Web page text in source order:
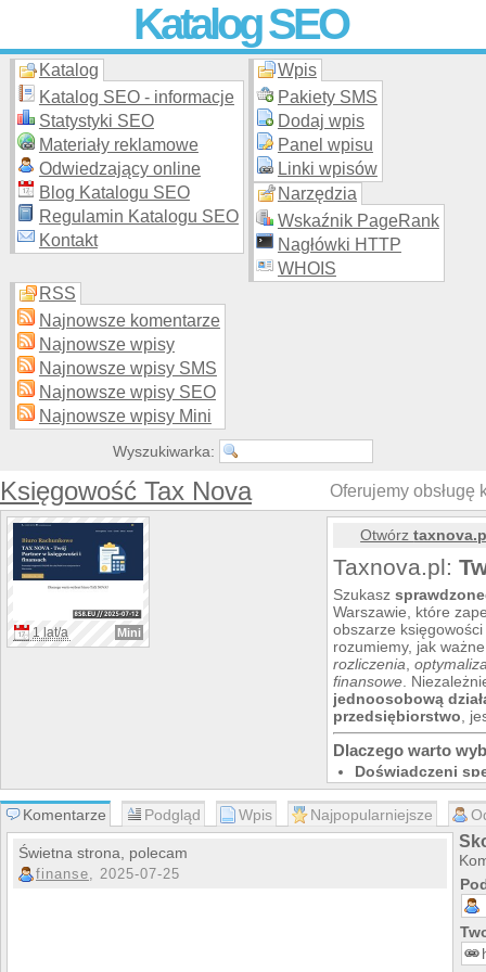
Katalog SEO
Skuteczna i promocja stron WWW –
moderowanego katalogu za darmo!
Katalog
Katalog SEO - informacje
Statystyki SEO
Materiały reklamowe
Odwiedzający online
Blog Katalogu SEO
Regulamin Katalogu SEO
Kontakt
Wpis
Pakiety SMS
Dodaj wpis
Panel wpisu
Linki wpisów
Narzędzia
Wskaźnik PageRank
Nagłówki HTTP
WHOIS
RSS
Najnowsze komentarze
Najnowsze wpisy
Najnowsze wpisy SMS
Najnowsze wpisy SEO
Najnowsze wpisy Mini
Wyszukiwarka:
Księgowość Tax Nova Oferujemy obsługę
1 lat/a Mini
Otwórz
Taxnova.pl:
Szukasz
Warszawie, które
obszarze
rozumiemy, jak
rozliczenia ,
finansowe .
jednoosobową
przedsiębiorstwo ,
Dlaczego warto
Doświadczeni
podatkowych,
przepisy.
Kompleksowe
księgowych, od
, aż
reprezentację
Indywidualne
jest inna. Dlatego
,
Komentarze Podgląd Wpis Najpopularniejsze
Świetna strona, polecam
finanse, 2025-07-25